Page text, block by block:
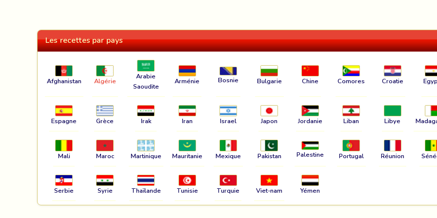
Les recettes par pays
Afghanistan Algérie
Arabie
Saoudite
Arménie Bosnie Bulgarie Chine Comores Croatie
Espagne Grèce Irak Iran Israel Japon Jordanie Liban Libye
Mali Maroc Martinique Mauritanie Mexique Pakistan Palestine Portugal Réunion
Serbie Syrie Thaïlande Tunisie Turquie Viet-nam Yémen